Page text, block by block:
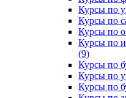
Курсы по
Курсы по
Курсы по
Курсы по
(9)
Курсы по
Курсы по
Курсы по